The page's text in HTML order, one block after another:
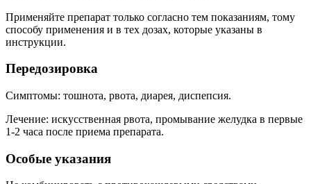
Применяйте препарат только согласно тем показаниям, тому
способу применения и в тех дозах, которые указаны в
инструкции.
Передозировка
Симптомы: тошнота, рвота, диарея, диспепсия.
Лечение: искусственная рвота, промывание желудка в первые
1-2 часа после приема препарата.
Особые указания